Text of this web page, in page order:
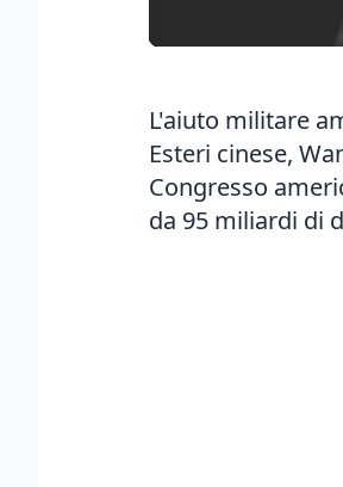
L'aiuto militare
Esteri cinese,
Congresso
da 95 miliardi di